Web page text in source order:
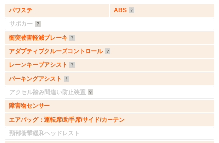
パワステ
ABS
サポカー
衝突被害軽減ブレーキ
アダプティブクルーズコントロール
レーンキープアシスト
パーキングアシスト
アクセル踏み間違い防止装置
障害物センサー
エアバッグ：運転席/助手席/サイド/カーテン
頸部衝撃緩和ヘッドレスト